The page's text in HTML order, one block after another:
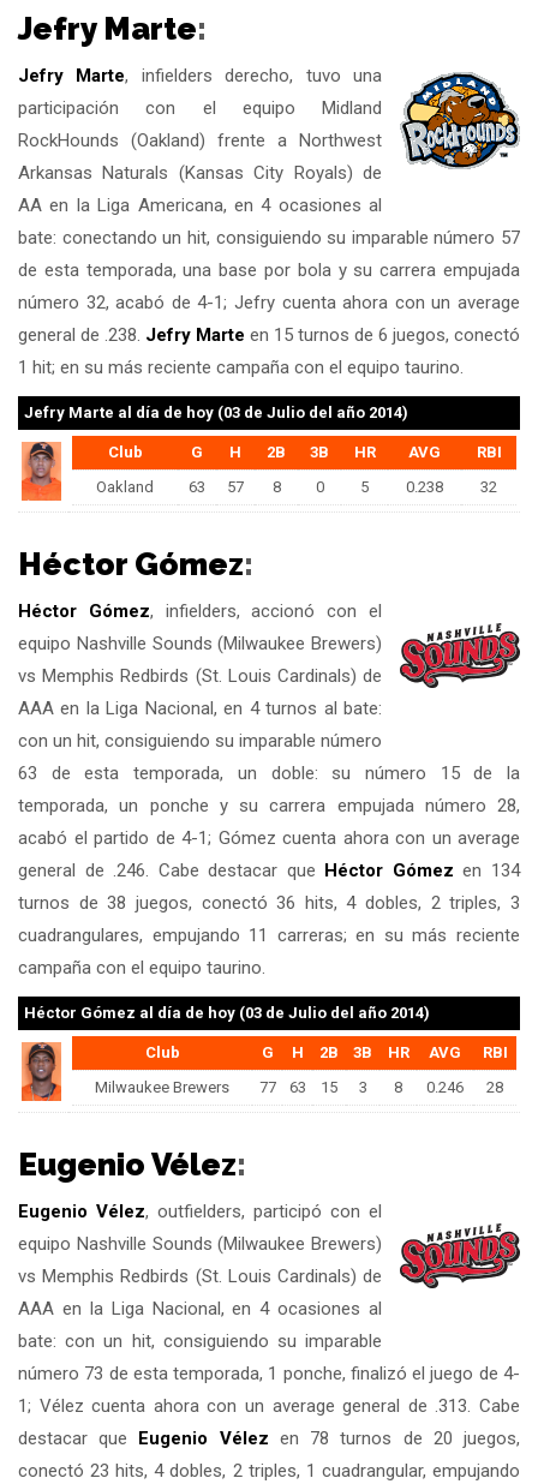
Jefry Marte:
Jefry Marte, infielders derecho, tuvo una
participación con el equipo Midland
RockHounds (Oakland) frente a Northwest
Arkansas Naturals (Kansas City Royals) de
AA en la Liga Americana, en 4 ocasiones al
bate: conectando un hit, consiguiendo su imparable número 57
de esta temporada, una base por bola y su carrera empujada
número 32, acabó de 4-1; Jefry cuenta ahora con un average
general de .238. Jefry Marte en 15 turnos de 6 juegos, conectó
1 hit; en su más reciente campaña con el equipo taurino.
Jefry Marte al día de hoy (03 de Julio del año 2014)
Club G H 2B 3B HR AVG
RBI
Oakland
63 57 8 0 5 0.238 32
Héctor Gómez:
Héctor Gómez, infielders, accionó con el
equipo Nashville Sounds (Milwaukee Brewers)
vs Memphis Redbirds (St. Louis Cardinals) de
AAA en la Liga Nacional, en 4 turnos al bate:
con un hit, consiguiendo su imparable número
63 de esta temporada, un doble: su número 15 de la
temporada, un ponche y su carrera empujada número 28,
acabó el partido de 4-1; Gómez cuenta ahora con un average
general de .246. Cabe destacar que Héctor Gómez en 134
turnos de 38 juegos, conectó 36 hits, 4 dobles, 2 triples, 3
cuadrangulares, empujando 11 carreras; en su más reciente
campaña con el equipo taurino.
Héctor Gómez al día de hoy (03 de Julio del año 2014)
Club G H 2B 3B HR AVG
RBI
Milwaukee Brewers
77 63 15 3 8 0.246 28
Eugenio Vélez:
Eugenio Vélez, outfielders, participó con el
equipo Nashville Sounds (Milwaukee Brewers)
vs Memphis Redbirds (St. Louis Cardinals) de
AAA en la Liga Nacional, en 4 ocasiones al
bate: con un hit, consiguiendo su imparable
número 73 de esta temporada, 1 ponche, finalizó el juego de 4-
1; Vélez cuenta ahora con un average general de .313. Cabe
destacar que Eugenio Vélez en 78 turnos de 20 juegos,
conectó 23 hits, 4 dobles, 2 triples, 1 cuadrangular, empujando